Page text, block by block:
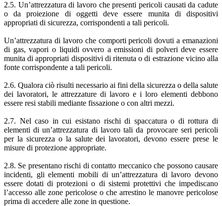
2.5. Un’attrezzatura di lavoro che presenti pericoli causati da cadute
o da proiezione di oggetti deve essere munita di dispositivi
appropriati di sicurezza, corrispondenti a tali pericoli.
Un’attrezzatura di lavoro che comporti pericoli dovuti a emanazioni
di gas, vapori o liquidi ovvero a emissioni di polveri deve essere
munita di appropriati dispositivi di ritenuta o di estrazione vicino alla
fonte corrispondente a tali pericoli.
2.6. Qualora ciò risulti necessario ai fini della sicurezza o della salute
dei lavoratori, le attrezzature di lavoro e i loro elementi debbono
essere resi stabili mediante fissazione o con altri mezzi.
2.7. Nel caso in cui esistano rischi di spaccatura o di rottura di
elementi di un’attrezzatura di lavoro tali da provocare seri pericoli
per la sicurezza o la salute dei lavoratori, devono essere prese le
misure di protezione appropriate.
2.8. Se presentano rischi di contatto meccanico che possono causare
incidenti, gli elementi mobili di un’attrezzatura di lavoro devono
essere dotati di protezioni o di sistemi protettivi che impediscano
l’accesso alle zone pericolose o che arrestino le manovre pericolose
prima di accedere alle zone in questione.